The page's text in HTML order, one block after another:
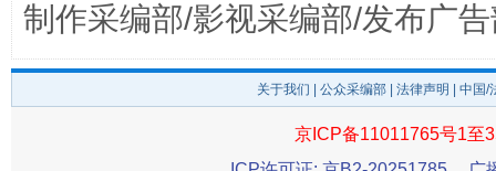
制作采编部/影视采编部/发布广
关于我们 公众采编部 法律声明 | 中国
京ICP备11011765号1至